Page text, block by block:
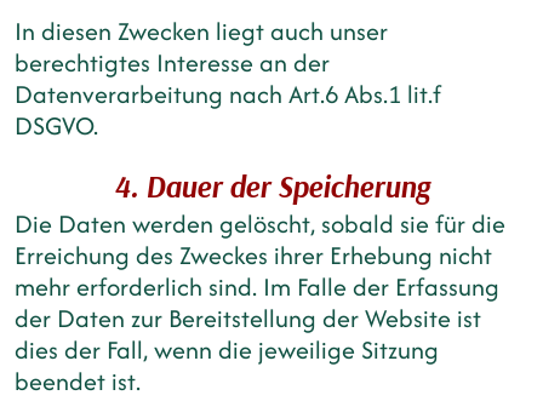
In diesen Zwecken liegt auch unser
berechtigtes Interesse an der
Datenverarbeitung nach Art.6 Abs.1 lit.f
DSGVO.
4. Dauer der Speicherung
Die Daten werden gelöscht, sobald sie für die
Erreichung des Zweckes ihrer Erhebung nicht
mehr erforderlich sind. Im Falle der Erfassung
der Daten zur Bereitstellung der Website ist
dies der Fall, wenn die jeweilige Sitzung
beendet ist.